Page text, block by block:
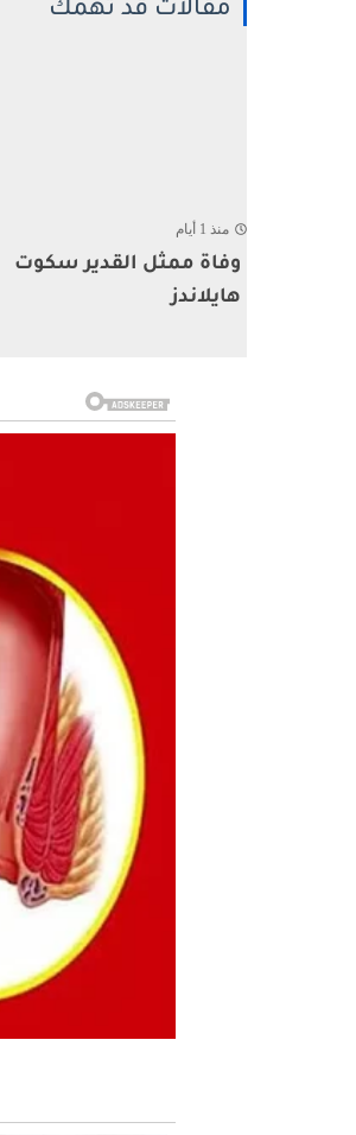
مقالات قد تهمك
منذ 1 أيام
وفاة ممثل القدير سكوت
هايلاندز